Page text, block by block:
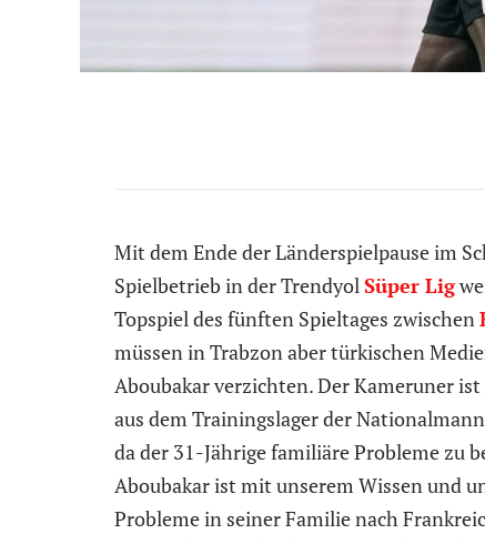
Mit dem Ende der Länderspielpause im
Spielbetrieb in der Trendyol Süper Lig
Topspiel des fünften Spieltages zwischen
müssen in Trabzon aber türkischen
Aboubakar verzichten. Der Kameruner
aus dem Trainingslager der
da der 31-Jährige familiäre Probleme zu
Aboubakar ist mit unserem Wissen und
Probleme in seiner Familie nach